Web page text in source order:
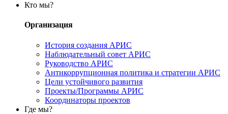
Кто мы?
Организация
История создания АРИС
Наблюдательный совет АРИС
Руководство АРИС
Антикоррупционная политика и стратегии АРИС
Цели устойчивого развития
Проекты/Программы АРИС
Координаторы проектов
Где мы?